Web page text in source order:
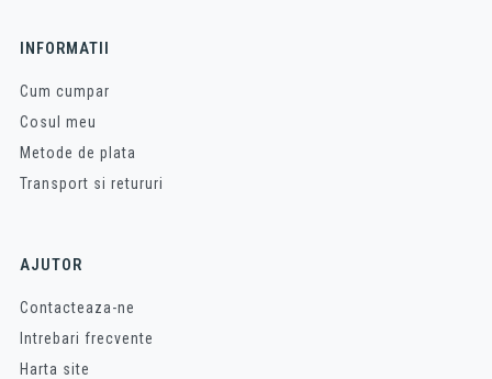
INFORMATII
Cum cumpar
Cosul meu
Metode de plata
Transport si retururi
AJUTOR
Contacteaza-ne
Intrebari frecvente
Harta site